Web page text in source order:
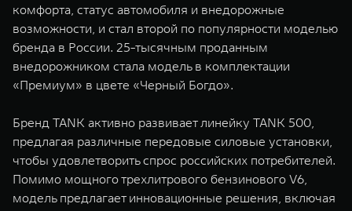
WEY 07
Расширяя границы комфорта
от 6 149 000 ₽
Эстетика
от 5 699
комфорта, статус автомобиля и внедорожные
возможности, и стал второй по популярности моделью
бренда в России. 25-тысячным проданным
внедорожником стала модель в комплектации
«Премиум» в цвете «Черный Богдо».
Бренд TANK активно развивает линейку TANK 500,
предлагая различные передовые силовые установки,
чтобы удовлетворить спрос российских потребителей.
Помимо мощного трехлитрового бензинового V6,
модель предлагает инновационные решения, включая